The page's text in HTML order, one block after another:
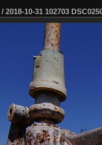
/ 2018-10-31 102703